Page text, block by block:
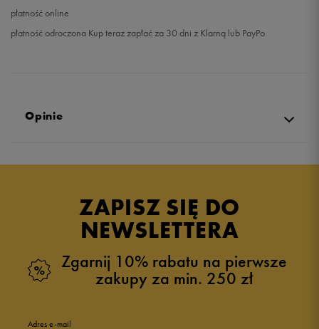
płatność online
płatność odroczona Kup teraz zapłać za 30 dni z Klarną lub PayPo
Opinie
ZAPISZ SIĘ DO
NEWSLETTERA
Zgarnij 10% rabatu na pierwsze
zakupy za min. 250 zł
Adres e-mail